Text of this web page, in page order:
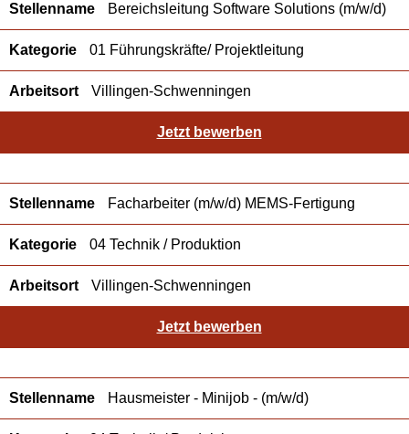
Bereichsleitung Software Solutions (m/w/d)
01 Führungskräfte/ Projektleitung
Villingen-Schwenningen
Jetzt bewerben
Facharbeiter (m/w/d) MEMS-Fertigung
04 Technik / Produktion
Villingen-Schwenningen
Jetzt bewerben
Hausmeister - Minijob - (m/w/d)